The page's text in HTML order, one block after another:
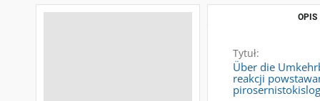
OPIS
Tytuł:
Über die
reakcji